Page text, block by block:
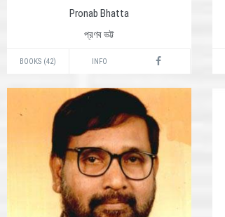
Pronab Bhatta
প্রণব ভট্ট
BOOKS (42) INFO